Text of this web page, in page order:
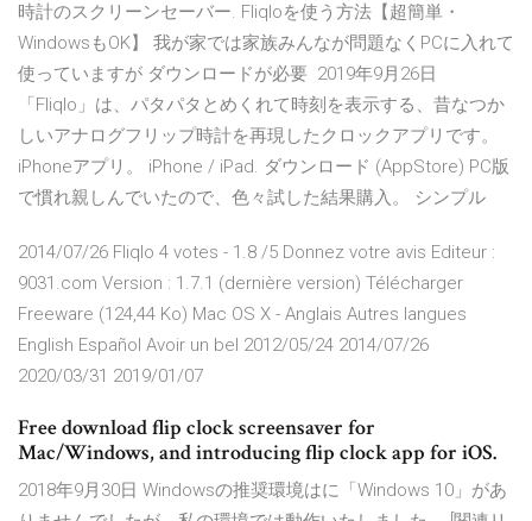
時計のスクリーンセーバー. Fliqloを使う方法【超簡単・
WindowsもOK】 我が家では家族みんなが問題なくPCに入れて
使っていますが ダウンロードが必要 2019年9月26日
「Fliqlo」は、パタパタとめくれて時刻を表示する、昔なつか
しいアナログフリップ時計を再現したクロックアプリです。
iPhoneアプリ。 iPhone / iPad. ダウンロード (AppStore) PC版
で慣れ親しんでいたので、色々試した結果購入。 シンプル
2014/07/26 Fliqlo 4 votes - 1.8 /5 Donnez votre avis Editeur :
9031.com Version : 1.7.1 (dernière version) Télécharger
Freeware (124,44 Ko) Mac OS X - Anglais Autres langues
English Español Avoir un bel 2012/05/24 2014/07/26
2020/03/31 2019/01/07
Free download flip clock screensaver for
Mac/Windows, and introducing flip clock app for iOS.
2018年9月30日 Windowsの推奨環境はに「Windows 10」があ